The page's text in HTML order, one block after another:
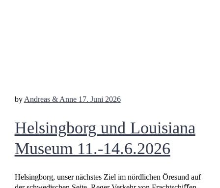
by Andreas & Anne 17. Juni 2026
Helsingborg und Louisiana
Museum 11.-14.6.2026
Helsingborg, unser nächstes Ziel im nördlichen Öresund auf